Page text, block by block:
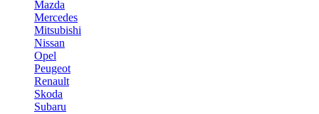
Mazda
Mercedes
Mitsubishi
Nissan
Opel
Peugeot
Renault
Skoda
Subaru